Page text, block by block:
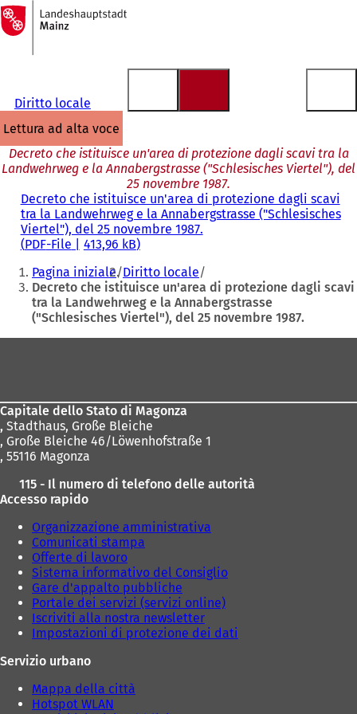
Vai al contenuto
Alla
pagina
iniziale
Diritto locale
lettura ad alta voce
Decreto che istituisce un'area di protezione dagli scavi tra la
Landwehrweg e la Annabergstrasse ("Schlesisches Viertel"), del
25 novembre 1987.
Decreto che istituisce un'area di protezione dagli scavi
tra la Landwehrweg e la Annabergstrasse ("Schlesisches
Viertel"), del 25 novembre 1987.
PDF-File 413,96 kB
Siete
qui:
Pagina iniziale Diritto locale
Decreto che istituisce un'area di protezione dagli scavi
tra la Landwehrweg e la Annabergstrasse
("Schlesisches Viertel"), del 25 novembre 1987.
Capitale dello Stato di Magonza
, Stadthaus, Große Bleiche
, Große Bleiche 46/Löwenhofstraße 1
, 55116 Magonza
115 - Il numero di telefono delle autorità
Accesso rapido
Organizzazione amministrativa
Comunicati stampa
Offerte di lavoro
Sistema informativo del Consiglio
Gare d'appalto pubbliche
Portale dei servizi (servizi online)
Iscriviti alla nostra newsletter
Impostazioni di protezione dei dati
Servizio urbano
Mappa della città
Hotspot WLAN